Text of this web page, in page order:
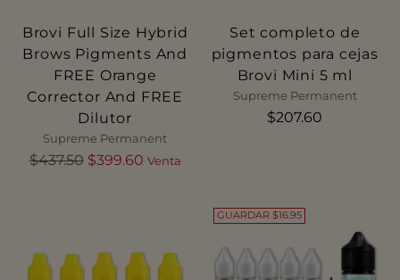
Brovi Full Size Hybrid
Brows Pigments And
FREE Orange
Corrector And FREE
Dilutor
Supreme Permanent
Precio
$437.50 $399.60 Venta
Set completo de
pigmentos para cejas
Brovi Mini 5 ml
Supreme Permanent
$207.60
GUARDAR $16.95